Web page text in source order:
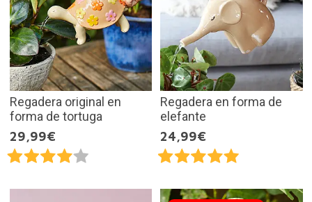
Regadera original en
forma de tortuga
29,99€
Regadera en forma de
elefante
24,99€